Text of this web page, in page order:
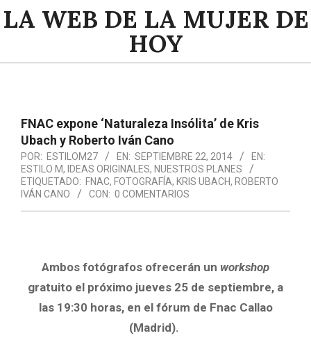
Saltar
alLA WEB DE LA MUJER DE
HOY
navegación
principal
FNAC expone ‘Naturaleza Insólita’ de Kris
Ubach y Roberto Iván Cano
POR: ESTILOM27 EN: SEPTIEMBRE 22, 2014
EN:
ESTILO M, IDEAS ORIGINALES, NUESTROS PLANES
ETIQUETADO: FNAC, FOTOGRAFÍA, KRIS UBACH, ROBERTO
IVÁN CANO
CON: 0 COMENTARIOS
Ambos fotógrafos ofrecerán un workshop
gratuito el próximo jueves 25 de septiembre, a
las 19:30 horas, en el fórum de Fnac Callao
(Madrid).